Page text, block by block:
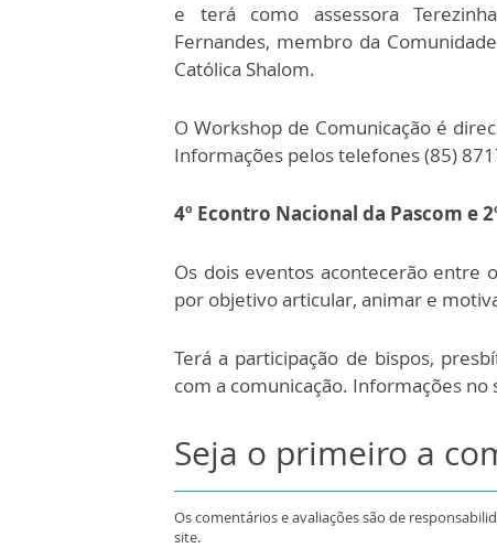
e terá como assessora Terezinha
Fernandes, membro da Comunidade
Católica Shalom.
O Workshop de Comunicação é
Informações pelos telefones (85)
4º Econtro Nacional da Pascom e
Os dois eventos acontecerão entre
por objetivo articular, animar e
Terá a participação de bispos,
com a comunicação. Informações no
Seja o primeiro a
Os comentários e avaliações são de
site.